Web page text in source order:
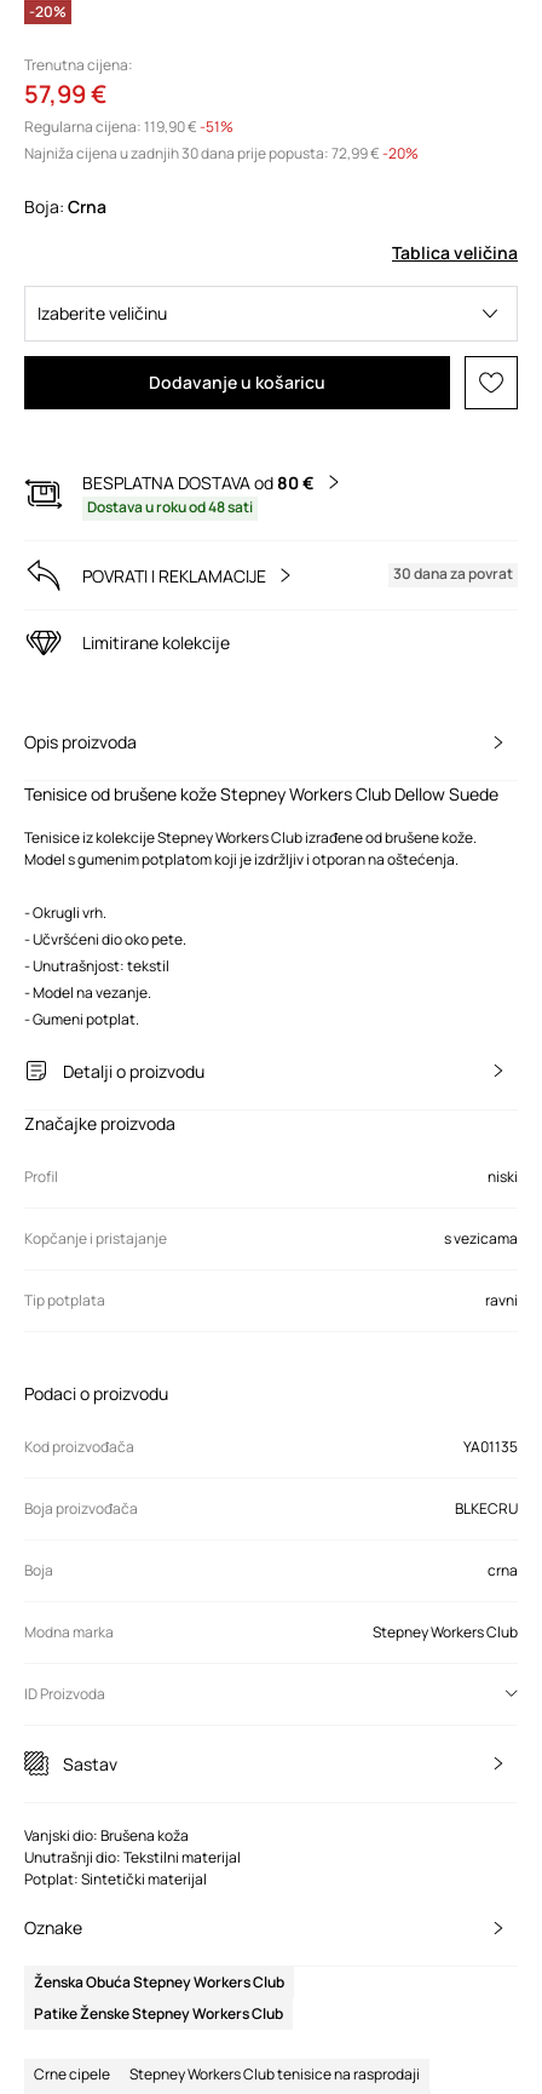
-20%
Trenutna cijena:
57,99 €
Regularna cijena:119,90 €-51%
Najniža cijena u zadnjih 30 dana prije popusta:72,99 € -20%
Boja:
crna
Tablica veličina
Izaberite veličinu
Dodavanje u košaricu
BESPLATNA DOSTAVA od80 €
Dostava u roku od 48 sati
POVRATI I REKLAMACIJE 30 dana za povrat
Limitirane kolekcije
Opis proizvoda
Tenisice od brušene kože Stepney Workers Club Dellow Suede
Tenisice iz kolekcije Stepney Workers Club izrađene od brušene kože.
Model s gumenim potplatom koji je izdržljiv i otporan na oštećenja.
- Okrugli vrh.
- Učvršćeni dio oko pete.
- Unutrašnjost: tekstil
- Model na vezanje.
- Gumeni potplat.
Detalji o proizvodu
Značajke proizvoda
Profil niski
Kopčanje i pristajanje s vezicama
Tip potplata ravni
Podaci o proizvodu
Kod proizvođača YA01135
Boja proizvođača BLKECRU
Boja crna
Modna marka Stepney Workers Club
ID Proizvoda
Sastav
Vanjski dio: Brušena koža
Unutrašnji dio: Tekstilni materijal
Potplat: Sintetički materijal
Oznake
Ženska Obuća Stepney Workers Club
Patike Ženske Stepney Workers Club
Crne cipele Stepney Workers Club tenisice na rasprodaji